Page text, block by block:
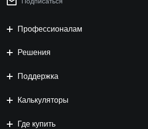
Профессионалам
Решения
Поддержка
Калькуляторы
Где купить